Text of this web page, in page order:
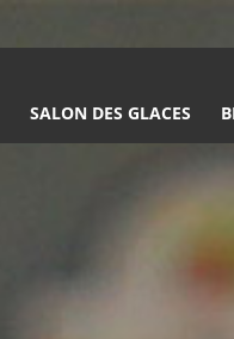
SALON DES GLACES